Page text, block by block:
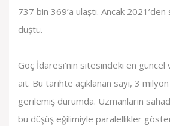
737 bin 369’a ulaştı. Ancak
düştü.
Göç İdaresi’nin sitesindeki en
ait. Bu tarihte açıklanan sayı, 3
gerilemiş durumda. Uzmanların
bu düşüş eğilimiyle paralellikler